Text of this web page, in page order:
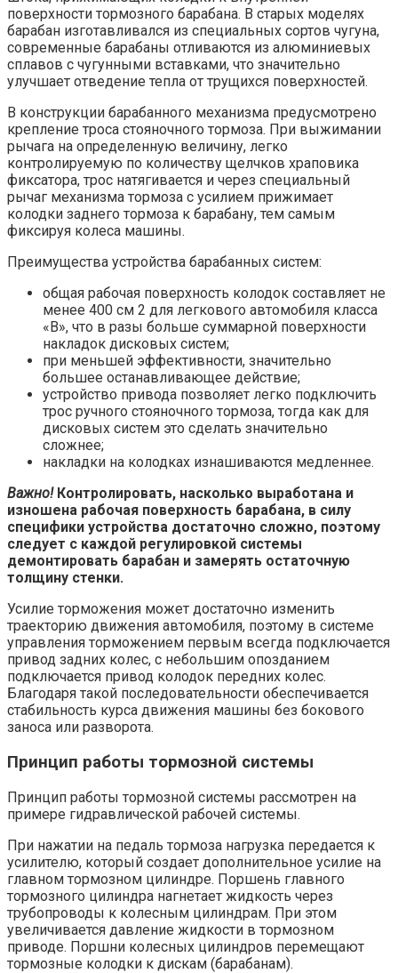
поверхности тормозного барабана. В старых моделях
барабан изготавливался из специальных сортов чугуна,
современные барабаны отливаются из алюминиевых
сплавов с чугунными вставками, что значительно
улучшает отведение тепла от трущихся поверхностей.
В конструкции барабанного механизма предусмотрено
крепление троса стояночного тормоза. При выжимании
рычага на определенную величину, легко
контролируемую по количеству щелчков храповика
фиксатора, трос натягивается и через специальный
рычаг механизма тормоза с усилием прижимает
колодки заднего тормоза к барабану, тем самым
фиксируя колеса машины.
Преимущества устройства барабанных систем:
общая рабочая поверхность колодок составляет не
менее 400 см 2 для легкового автомобиля класса
«В», что в разы больше суммарной поверхности
накладок дисковых систем;
при меньшей эффективности, значительно
большее останавливающее действие;
устройство привода позволяет легко подключить
трос ручного стояночного тормоза, тогда как для
дисковых систем это сделать значительно
сложнее;
накладки на колодках изнашиваются медленнее.
Важно! Контролировать, насколько выработана и
изношена рабочая поверхность барабана, в силу
специфики устройства достаточно сложно, поэтому
следует с каждой регулировкой системы
демонтировать барабан и замерять остаточную
толщину стенки.
Усилие торможения может достаточно изменить
траекторию движения автомобиля, поэтому в системе
управления торможением первым всегда подключается
привод задних колес, с небольшим опозданием
подключается привод колодок передних колес.
Благодаря такой последовательности обеспечивается
стабильность курса движения машины без бокового
заноса или разворота.
Принцип работы тормозной системы
Принцип работы тормозной системы рассмотрен на
примере гидравлической рабочей системы.
При нажатии на педаль тормоза нагрузка передается к
усилителю, который создает дополнительное усилие на
главном тормозном цилиндре. Поршень главного
тормозного цилиндра нагнетает жидкость через
трубопроводы к колесным цилиндрам. При этом
увеличивается давление жидкости в тормозном
приводе. Поршни колесных цилиндров перемещают
тормозные колодки к дискам (барабанам).